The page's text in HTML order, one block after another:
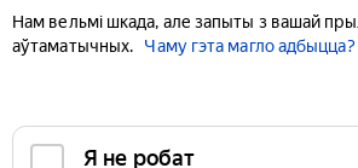
Нам вельмі шкада, але запыты з вашай
аўтаматычных.
Чаму гэта магло адбыцца?
Я не робат